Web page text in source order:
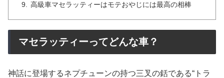
高級車マセラッティーはモテおやじには最高の相棒
マセラッティーってどんな車？
神話に登場するネプチューンの持つ三叉の銛である“トラ